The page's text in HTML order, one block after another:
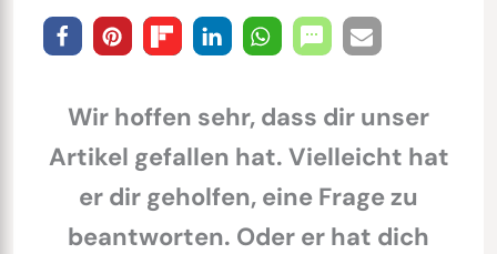
Wir hoffen sehr, dass dir unser
Artikel gefallen hat. Vielleicht hat
er dir geholfen, eine Frage zu
beantworten. Oder er hat dich